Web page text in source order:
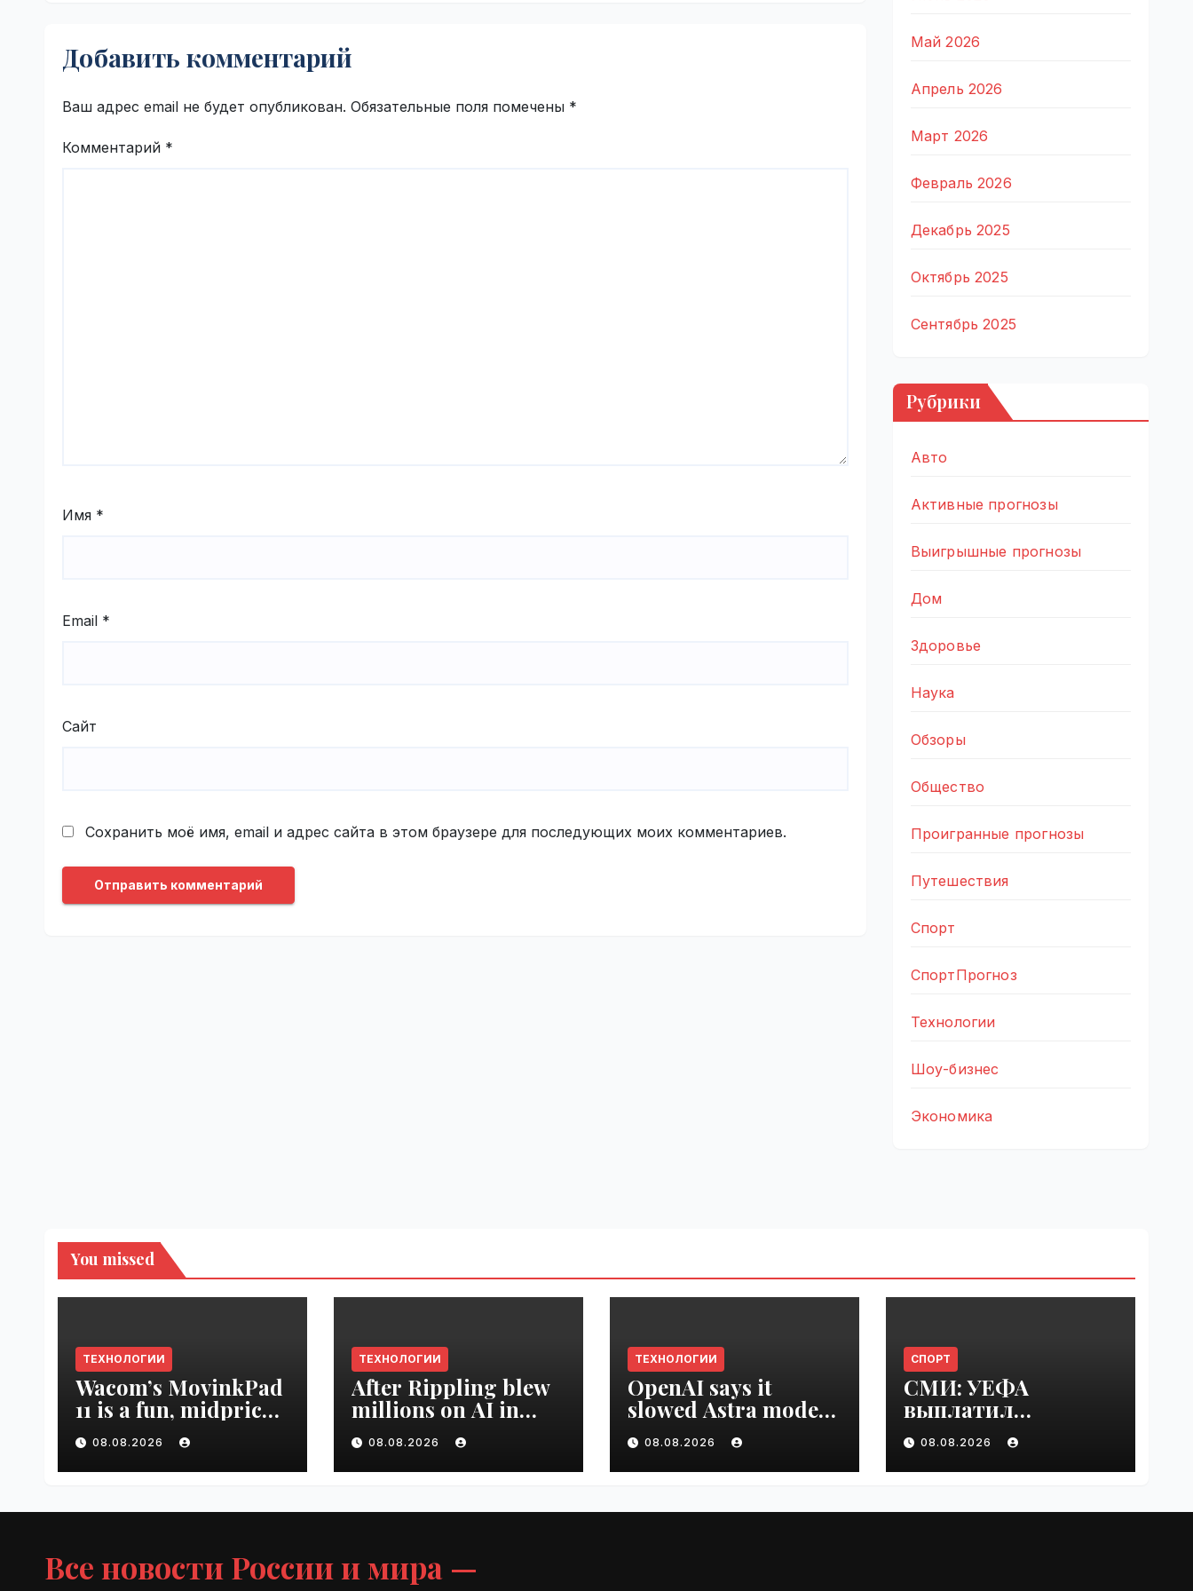
Добавить комментарий
Ваш адрес email не будет опубликован. Обязательные поля помечены *
Комментарий *
Имя *
Email *
Сайт
Сохранить моё имя, email и адрес сайта в этом браузере для последующих моих комментариев.
Май 2026
Апрель 2026
Март 2026
Февраль 2026
Декабрь 2025
Октябрь 2025
Сентябрь 2025
Рубрики
Авто
Активные прогнозы
Выигрышные прогнозы
Дом
Здоровье
Наука
Обзоры
Общество
Проигранные прогнозы
Путешествия
Спорт
СпортПрогноз
Технологии
Шоу-бизнес
Экономика
You missed
ТЕХНОЛОГИИ
Wacom’s MovinkPad
11 is a fun, midpriced
entry point for
digital artists |
VseTime.ru
08.08.2026
ТЕХНОЛОГИИ
After Rippling blew
millions on AI in
months, it built an
employee ROI tool |
VseTime.ru
08.08.2026
ТЕХНОЛОГИИ
OpenAI says it
slowed Astra model
development over
security concerns |
VseTime.ru
08.08.2026
СПОРТ
СМИ: УЕФА
выплатил
шестизначную
сумму любовнице
Инфантино |
08.08.2026
Все новости России и мира —